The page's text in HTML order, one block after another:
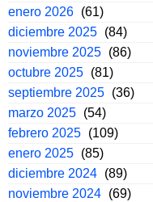
enero 2026 (61)
diciembre 2025 (84)
noviembre 2025 (86)
octubre 2025 (81)
septiembre 2025 (36)
marzo 2025 (54)
febrero 2025 (109)
enero 2025 (85)
diciembre 2024 (89)
noviembre 2024 (69)